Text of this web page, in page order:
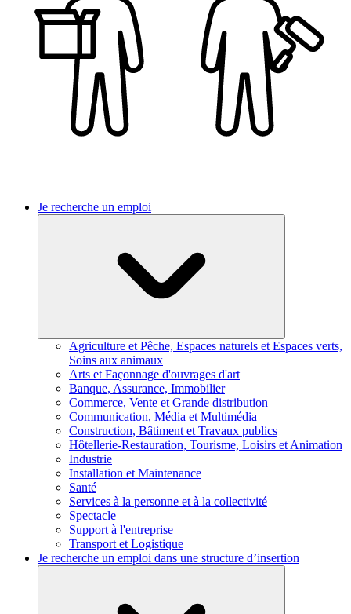
Je recherche un emploi
Agriculture et Pêche, Espaces naturels et Espaces verts,
Soins aux animaux
Arts et Façonnage d'ouvrages d'art
Banque, Assurance, Immobilier
Commerce, Vente et Grande distribution
Communication, Média et Multimédia
Construction, Bâtiment et Travaux publics
Hôtellerie-Restauration, Tourisme, Loisirs et Animation
Industrie
Installation et Maintenance
Santé
Services à la personne et à la collectivité
Spectacle
Support à l'entreprise
Transport et Logistique
Je recherche un emploi dans une structure d’insertion